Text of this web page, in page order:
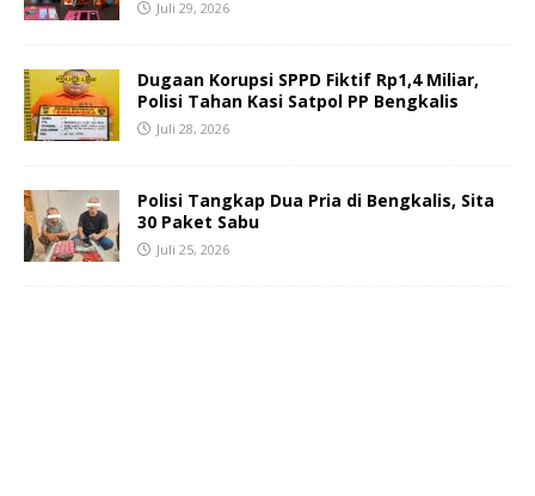
Juli 29, 2026
Dugaan Korupsi SPPD Fiktif Rp1,4 Miliar,
Polisi Tahan Kasi Satpol PP Bengkalis
Juli 28, 2026
Polisi Tangkap Dua Pria di Bengkalis, Sita
30 Paket Sabu
Juli 25, 2026